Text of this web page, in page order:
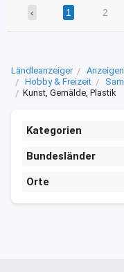
‹ 1 2
Ländleanzeiger Anzeigen
Hobby & Freizeit
Kunst, Gemälde, Plastik
Kategorien
Bundesländer
Orte